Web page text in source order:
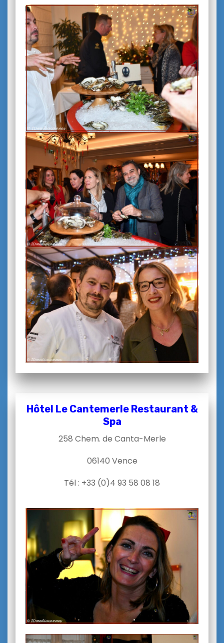
Hôtel Le Cantemerle Restaurant &
Spa
258 Chem. de Canta-Merle
06140 Vence
Tél : +33 (0)4 93 58 08 18